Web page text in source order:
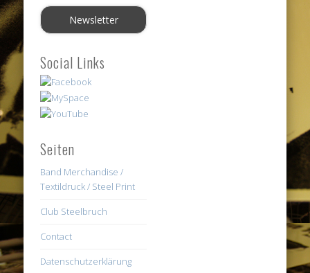
Social Links
Seiten
Band Merchandise /
Textildruck / Steel Print
Club Steelbruch
Contact
Datenschutzerklärung